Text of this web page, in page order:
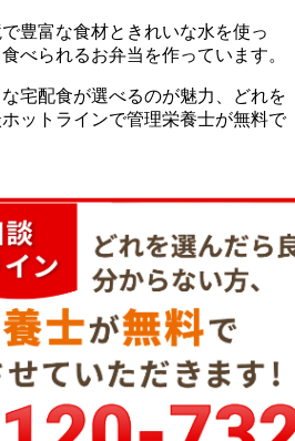
豊富な食材ときれいな水を使っ
べられるお弁当を作っています。
宅配食が選べるのが魅力、どれを
ットラインで管理栄養士が無料で